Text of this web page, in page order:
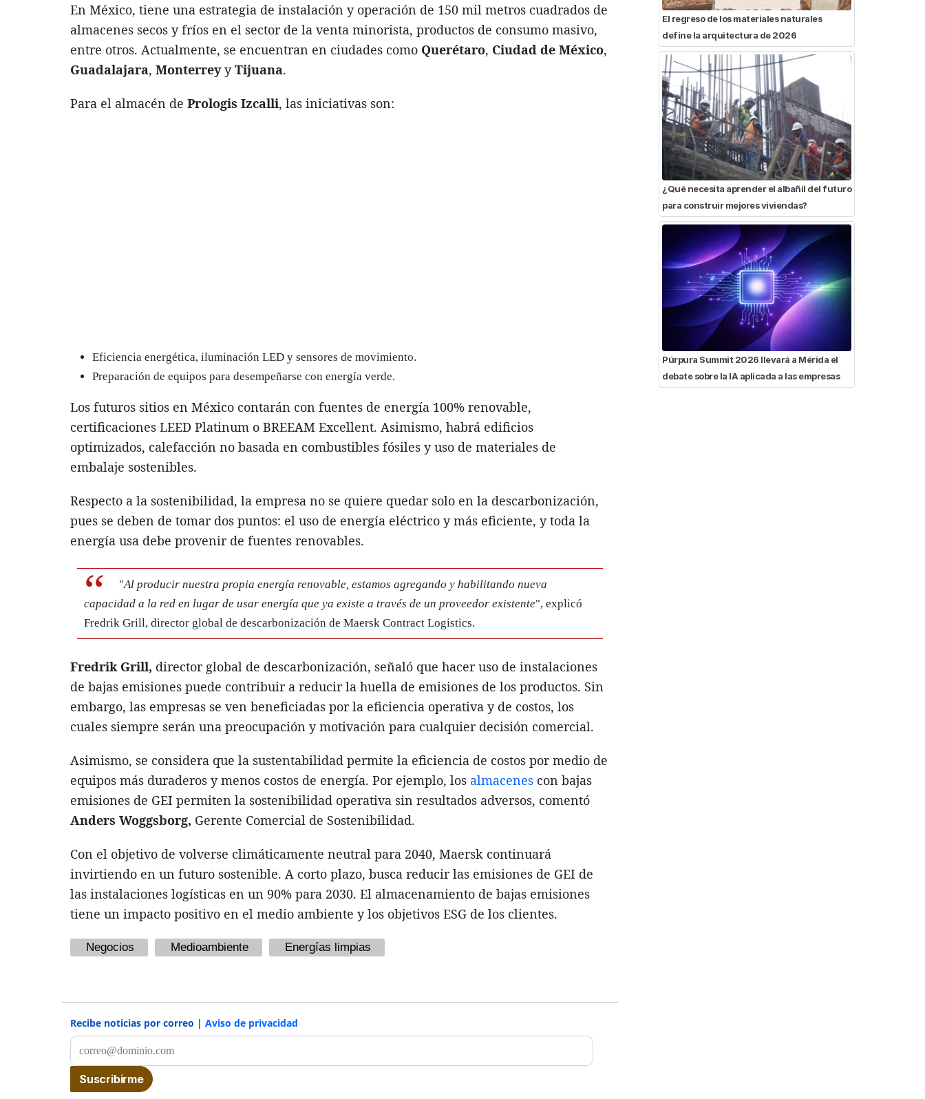
En México, tiene una estrategia de instalación y operación de 150 mil metros cuadrados de
almacenes secos y fríos en el sector de la venta minorista, productos de consumo masivo,
entre otros. Actualmente, se encuentran en ciudades como Querétaro, Ciudad de México,
Guadalajara, MonterreyyTijuana.
Para el almacén de Prologis Izcalli, las iniciativas son:
Eficiencia energética, iluminación LED y sensores de movimiento.
Preparación de equipos para desempeñarse con energía verde.
Los futuros sitios en México contarán con fuentes de energía 100% renovable,
certificaciones LEED Platinum o BREEAM Excellent. Asimismo, habrá edificios
optimizados, calefacción no basada en combustibles fósiles y uso de materiales de
embalaje sostenibles.
Respecto a la sostenibilidad, la empresa no se quiere quedar solo en la descarbonización,
pues se deben de tomar dos puntos: el uso de energía eléctrico y más eficiente, y toda la
energía usa debe provenir de fuentes renovables.
"Al producir nuestra propia energía renovable, estamos agregando y habilitando nueva
capacidad a la red en lugar de usar energía que ya existe a través de un proveedor existente", explicó
Fredrik Grill, director global de descarbonización de Maersk Contract Logistics.
Fredrik Grill, director global de descarbonización, señaló que hacer uso de instalaciones
de bajas emisiones puede contribuir a reducir la huella de emisiones de los productos. Sin
embargo, las empresas se ven beneficiadas por la eficiencia operativa y de costos, los
cuales siempre serán una preocupación y motivación para cualquier decisión comercial.
Asimismo, se considera que la sustentabilidad permite la eficiencia de costos por medio de
equipos más duraderos y menos costos de energía. Por ejemplo, los almacenes con bajas
emisiones de GEI permiten la sostenibilidad operativa sin resultados adversos, comentó
Anders Woggsborg, Gerente Comercial de Sostenibilidad.
Con el objetivo de volverse climáticamente neutral para 2040, Maersk continuará
invirtiendo en un futuro sostenible. A corto plazo, busca reducir las emisiones de GEI de
las instalaciones logísticas en un 90% para 2030. El almacenamiento de bajas emisiones
tiene un impacto positivo en el medio ambiente y los objetivos ESG de los clientes.
Negocios Medioambiente Energías limpias
Recibe noticias por correo | Aviso de privacidad
El regreso de los materiales naturales
define la arquitectura de 2026
¿Qué necesita aprender el albañil del futuro
para construir mejores viviendas?
Púrpura Summit 2026 llevará a Mérida el
debate sobre la IA aplicada a las empresas